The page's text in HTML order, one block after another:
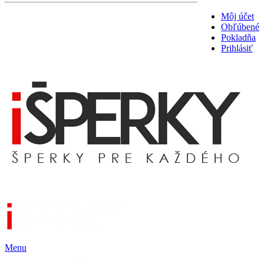
Môj účet
Obľúbené
Pokladňa
Prihlásiť
Menu